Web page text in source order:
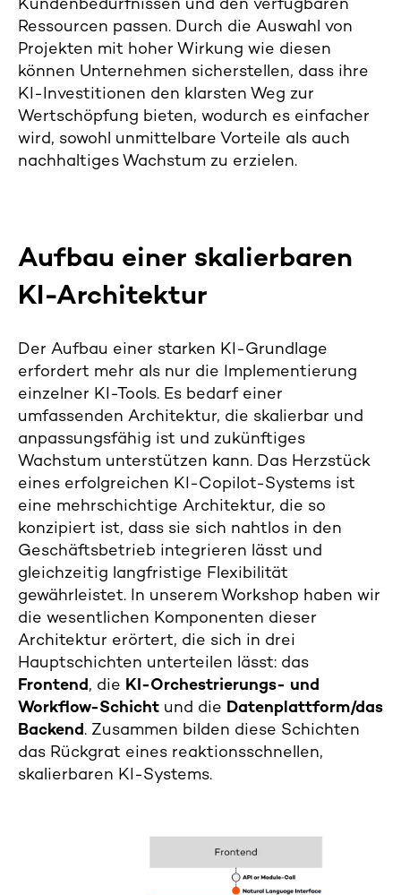
Kundenbedürfnissen und den verfügbaren
Ressourcen passen. Durch die Auswahl von
Projekten mit hoher Wirkung wie diesen
können Unternehmen sicherstellen, dass ihre
KI-Investitionen den klarsten Weg zur
Wertschöpfung bieten, wodurch es einfacher
wird, sowohl unmittelbare Vorteile als auch
nachhaltiges Wachstum zu erzielen.
Aufbau einer skalierbaren
KI-Architektur
Der Aufbau einer starken KI-Grundlage
erfordert mehr als nur die Implementierung
einzelner KI-Tools. Es bedarf einer
umfassenden Architektur, die skalierbar und
anpassungsfähig ist und zukünftiges
Wachstum unterstützen kann. Das Herzstück
eines erfolgreichen KI-Copilot-Systems ist
eine mehrschichtige Architektur, die so
konzipiert ist, dass sie sich nahtlos in den
Geschäftsbetrieb integrieren lässt und
gleichzeitig langfristige Flexibilität
gewährleistet. In unserem Workshop haben wir
die wesentlichen Komponenten dieser
Architektur erörtert, die sich in drei
Hauptschichten unterteilen lässt: das
Frontend, die KI-Orchestrierungs- und
Workflow-Schicht und die Datenplattform/das
Backend. Zusammen bilden diese Schichten
das Rückgrat eines reaktionsschnellen,
skalierbaren KI-Systems.